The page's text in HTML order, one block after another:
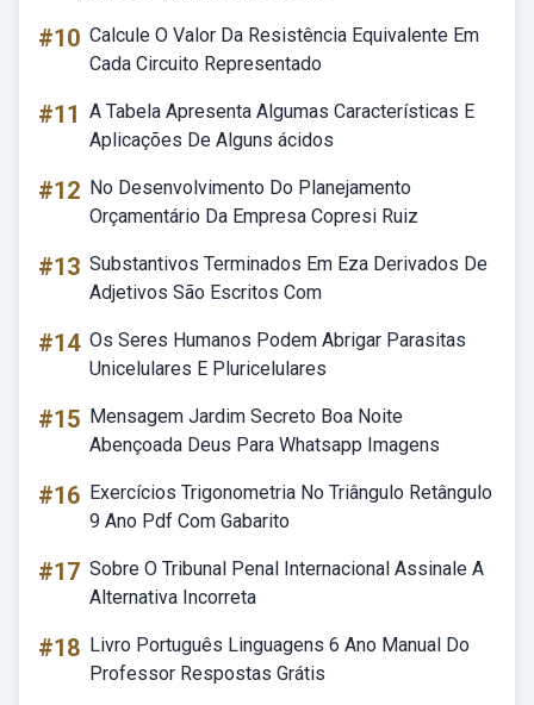
#10 Calcule O Valor Da Resistência Equivalente Em
Cada Circuito Representado
#11 A Tabela Apresenta Algumas Características E
Aplicações De Alguns ácidos
#12 No Desenvolvimento Do Planejamento
Orçamentário Da Empresa Copresi Ruiz
#13 Substantivos Terminados Em Eza Derivados De
Adjetivos São Escritos Com
#14 Os Seres Humanos Podem Abrigar Parasitas
Unicelulares E Pluricelulares
#15 Mensagem Jardim Secreto Boa Noite
Abençoada Deus Para Whatsapp Imagens
#16 Exercícios Trigonometria No Triângulo Retângulo
9 Ano Pdf Com Gabarito
#17 Sobre O Tribunal Penal Internacional Assinale A
Alternativa Incorreta
#18 Livro Português Linguagens 6 Ano Manual Do
Professor Respostas Grátis